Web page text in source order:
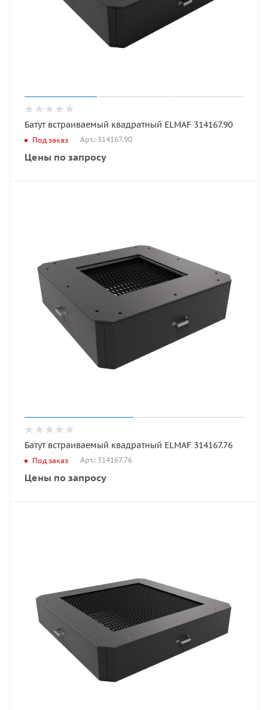
Батут встраиваемый квадратный ELMAF 314167.90
Под заказ Арт.: 314167.90
Цены по запросу
Батут встраиваемый квадратный ELMAF 314167.76
Под заказ Арт.: 314167.76
Цены по запросу